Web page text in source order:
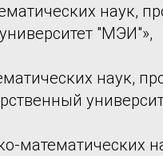
наук,
"МЭИ"»,
наук,
математических